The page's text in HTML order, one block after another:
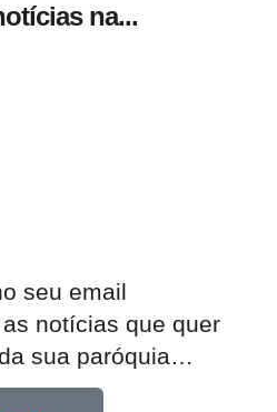
na...
seu email​
notícias que quer
sua paróquia